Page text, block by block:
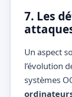
7. Les
Un aspect
l’évolution
systèmes